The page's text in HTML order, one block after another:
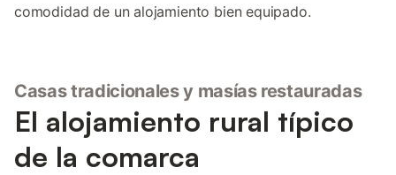
comodidad de un alojamiento bien equipado.
Casas tradicionales y masías restauradas
El alojamiento rural típico
de la comarca